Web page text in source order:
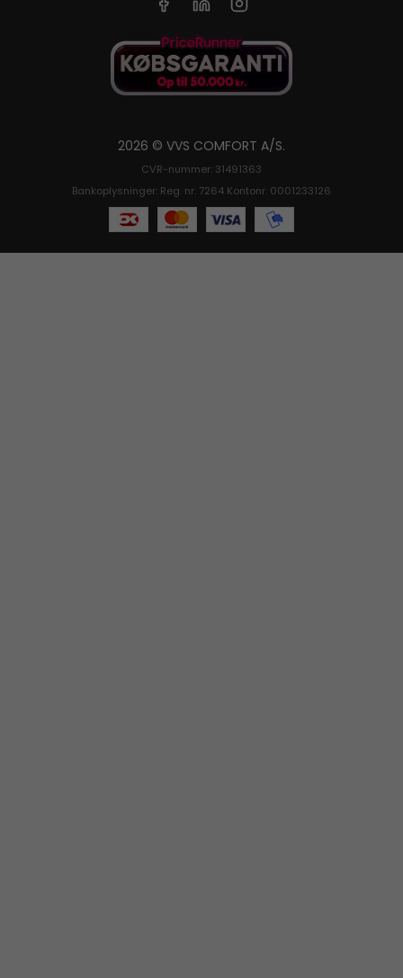
2026 © VVS COMFORT A/S.
CVR-nummer: 31491363
Bankoplysninger: Reg. nr. 7264 Kontonr. 0001233126